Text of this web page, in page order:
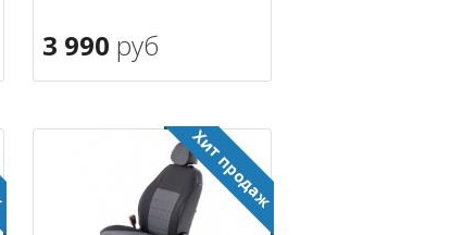
3 990 руб
В корзину